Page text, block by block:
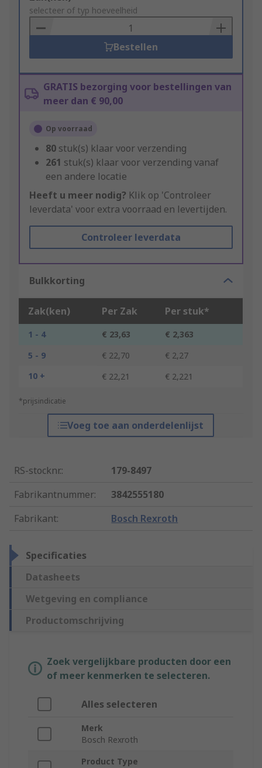
to
Basket
selecteer of typ hoeveelheid
Bestellen
GRATIS bezorging voor bestellingen van
meer dan € 90,00
Op voorraad
80 stuk(s) klaar voor verzending
261 stuk(s) klaar voor verzending vanaf
een andere locatie
Heeft u meer nodig? Klik op 'Controleer
leverdata' voor extra voorraad en levertijden.
Controleer leverdata
Bulkkorting
Zak(ken) Per Zak Per stuk*
1 - 4 € 23,63
€ 2,363
5 - 9
€ 22,70
€ 2,27
10 +
€ 22,21 € 2,221
*prijsindicatie
Voeg toe aan onderdelenlijst
RS-stocknr.:
179-8497
Fabrikantnummer:
3842555180
Fabrikant: Bosch Rexroth
Specificaties
Datasheets
Wetgeving en compliance
Productomschrijving
Zoek vergelijkbare producten door een
of meer kenmerken te selecteren.
Alles selecteren
Merk
Bosch Rexroth
Product Type